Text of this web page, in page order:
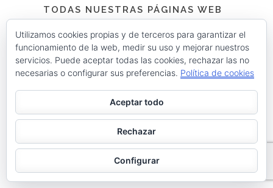
TODAS NUESTRAS PÁGINAS WEB
Instagram @menendezmoda
menendezmoda
Menéndez Moda hombre
Seguir en Instagram
Utilizamos cookies propias y de terceros para garantizar el
funcionamiento de la web, medir su uso y mejorar nuestros
servicios. Puede aceptar todas las cookies, rechazar las no
necesarias o configurar sus preferencias. Política de cookies
Aceptar todo
Rechazar
Configurar